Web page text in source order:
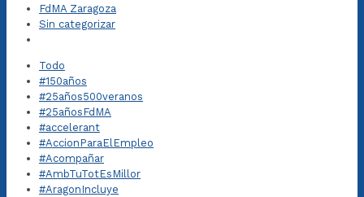
FdMA Zaragoza
Sin categorizar
Todo
#150años
#25años500veranos
#25añosFdMA
#accelerant
#AccionParaElEmpleo
#Acompañar
#AmbTuTotEsMillor
#AragonIncluye